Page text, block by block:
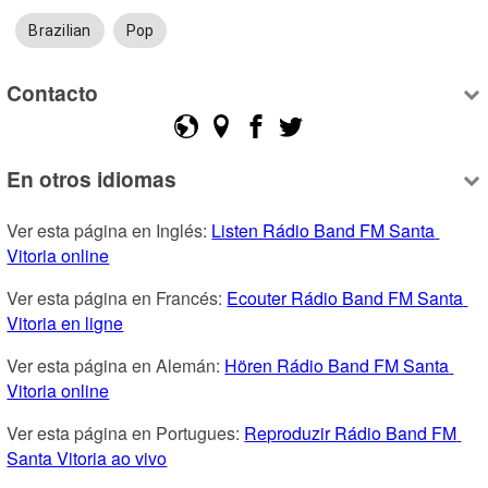
Brazilian Pop
Contacto
En otros idiomas
Ver esta página en Inglés: Listen Rádio Band FM Santa
Vitoria online
Ver esta página en Francés: Ecouter Rádio Band FM Santa
Vitoria en ligne
Ver esta página en Alemán: Hören Rádio Band FM Santa
Vitoria online
Ver esta página en Portugues: Reproduzir Rádio Band FM
Santa Vitoria ao vivo